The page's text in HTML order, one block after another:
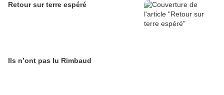
Retour sur terre espéré
Ils n’ont pas lu Rimbaud